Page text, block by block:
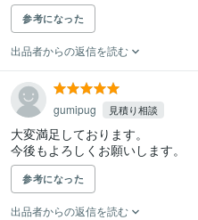
参考になった
出品者からの返信を読む
gumipug 見積り相談
大変満足しております。
今後もよろしくお願いします。
参考になった
出品者からの返信を読む